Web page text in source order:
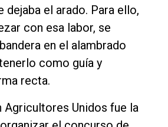
dejaba el arado. Para ello,
con esa labor, se
en el alambrado
como guía y
recta.
Agricultores Unidos fue la